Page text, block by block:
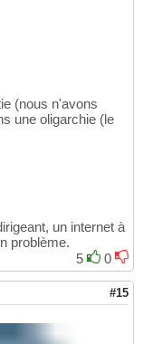
(nous n'avons
une oligarchie (le
un internet à
problème.
5
0
#15